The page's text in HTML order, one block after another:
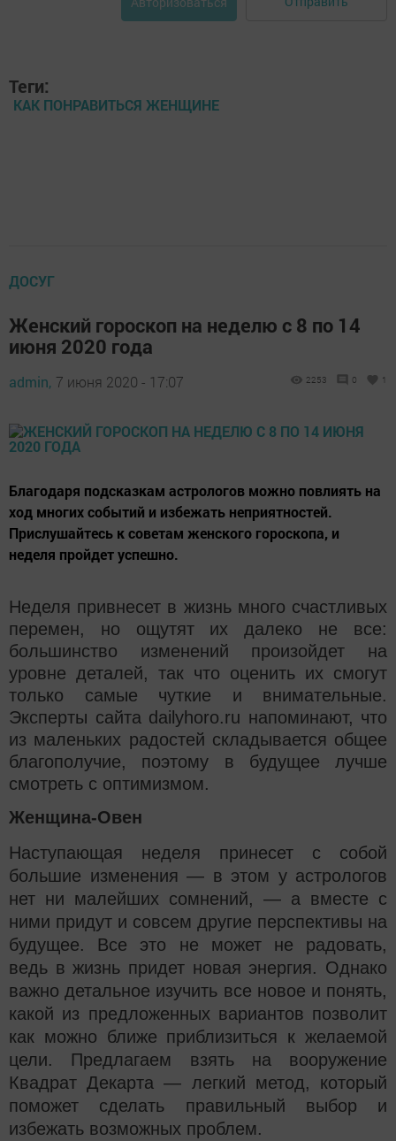
Теги:
КАК ПОНРАВИТЬСЯ ЖЕНЩИНЕ
ДОСУГ
Женский гороскоп на неделю с 8 по 14
июня 2020 года
admin, 7 июня 2020 - 17:07 2253 0 1
Благодаря подсказкам астрологов можно повлиять на
ход многих событий и избежать неприятностей.
Прислушайтесь к советам женского гороскопа, и
неделя пройдет успешно.
Неделя привнесет в жизнь много счастливых
перемен, но ощутят их далеко не все:
большинство изменений произойдет на
уровне деталей, так что оценить их смогут
только самые чуткие и внимательные.
Эксперты сайта dailyhoro.ru напоминают, что
из маленьких радостей складывается общее
благополучие, поэтому в будущее лучше
смотреть с оптимизмом.
Женщина-Овен
Наступающая неделя принесет с собой
большие изменения — в этом у астрологов
нет ни малейших сомнений, — а вместе с
ними придут и совсем другие перспективы на
будущее. Все это не может не радовать,
ведь в жизнь придет новая энергия. Однако
важно детальное изучить все новое и понять,
какой из предложенных вариантов позволит
как можно ближе приблизиться к желаемой
цели. Предлагаем взять на вооружение
Квадрат Декарта — легкий метод, который
поможет сделать правильный выбор и
избежать возможных проблем.